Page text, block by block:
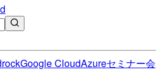
Google CloudAzureセミナー会